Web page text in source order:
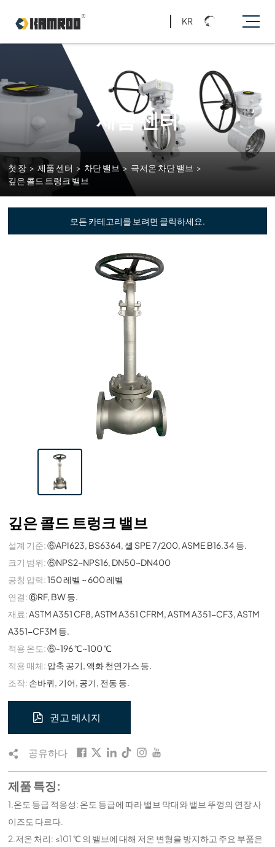
KR
제품 센터
첫 장 > 제품 센터 > 차단 밸브 > 극저온 차단 밸브 >
깊은 콜드 트렁크 밸브
모든 카테고리를 보려면 클릭하세요.
깊은 콜드 트렁크 밸브
설계 기준:⑥API623, BS6364, 셸 SPE 7/200, ASME B16.34 등.
크기 범위:⑥NPS2~NPS16, DN50~DN400
공칭 압력:150 레벨 ~ 600 레벨
연결:⑥RF, BW 등.
재료: ASTM A351 CF8, ASTM A351 CFRM, ASTM A351-CF3, ASTM
A351-CF3M 등.
적용 온도:⑥-196 ℃~100 ℃
적용 매체: 압축 공기, 액화 천연가스 등.
조작: 손바퀴, 기어, 공기, 전동 등.
권고 메시지
공유하다
제품 특징:
1.온도 등급 적응성: 온도 등급에 따라 밸브 막대와 밸브 뚜껑의 연장 사
이즈도 다르다.
2.저온 처리: ≤101 ℃ 의 밸브에 대해 저온 변형을 방지하고 주요 부품은